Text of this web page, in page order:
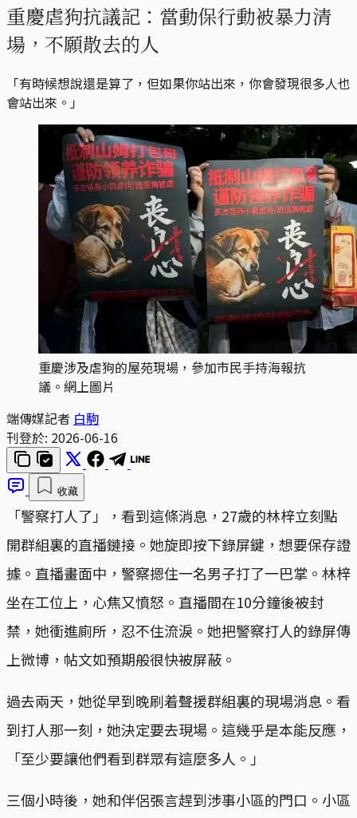
重慶虐狗抗議記：當動保行動被暴力清
場，不願散去的人
「有時候想說還是算了，但如果你站出來，你會發現很多人也
會站出來。」
重慶涉及虐狗的屋苑現場，參加市民手持海報抗
議。網上圖片
端傳媒記者 白駒
刊登於: 2026-06-16
收藏
「警察打人了」，看到這條消息，27歲的林梓立刻點
開群組裏的直播鏈接。她旋即按下錄屏鍵，想要保存證
據。直播畫面中，警察摁住一名男子打了一巴掌。林梓
坐在工位上，心焦又憤怒。直播間在10分鐘後被封
禁，她衝進廁所，忍不住流淚。她把警察打人的錄屏傳
上微博，帖文如預期般很快被屏蔽。
過去兩天，她從早到晚刷着聲援群組裏的現場消息。看
到打人那一刻，她決定要去現場。這幾乎是本能反應，
「至少要讓他們看到群眾有這麼多人。」
三個小時後，她和伴侶張言趕到涉事小區的門口。小區